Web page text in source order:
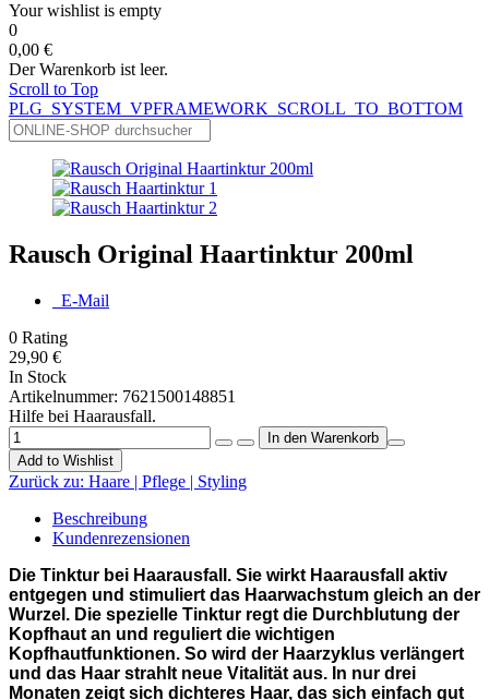
Your wishlist is empty
0
0,00 €
Der Warenkorb ist leer.
Scroll to Top
PLG_SYSTEM_VPFRAMEWORK_SCROLL_TO_BOTTOM
Rausch Original Haartinktur 200ml
E-Mail
0 Rating
29,90 €
In Stock
Artikelnummer: 7621500148851
Hilfe bei Haarausfall.
Add to Wishlist
Zurück zu: Haare | Pflege | Styling
Beschreibung
Kundenrezensionen
Die Tinktur bei Haarausfall. Sie wirkt Haarausfall aktiv
entgegen und stimuliert das Haarwachstum gleich an der
Wurzel. Die spezielle Tinktur regt die Durchblutung der
Kopfhaut an und reguliert die wichtigen
Kopfhautfunktionen. So wird der Haarzyklus verlängert
und das Haar strahlt neue Vitalität aus. In nur drei
Monaten zeigt sich dichteres Haar, das sich einfach gut